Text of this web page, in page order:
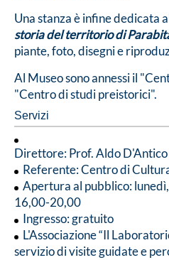
Una stanza è infine dedicata
storia del territorio di
piante, foto, disegni e
Al Museo sono annessi il
"Centro di studi preistorici".
Servizi
Direttore: Prof. Aldo D'Antico
Referente: Centro di
Apertura al pubblico:
16,00-20,00
Ingresso: gratuito
L'Associazione “Il
servizio di visite guidate e